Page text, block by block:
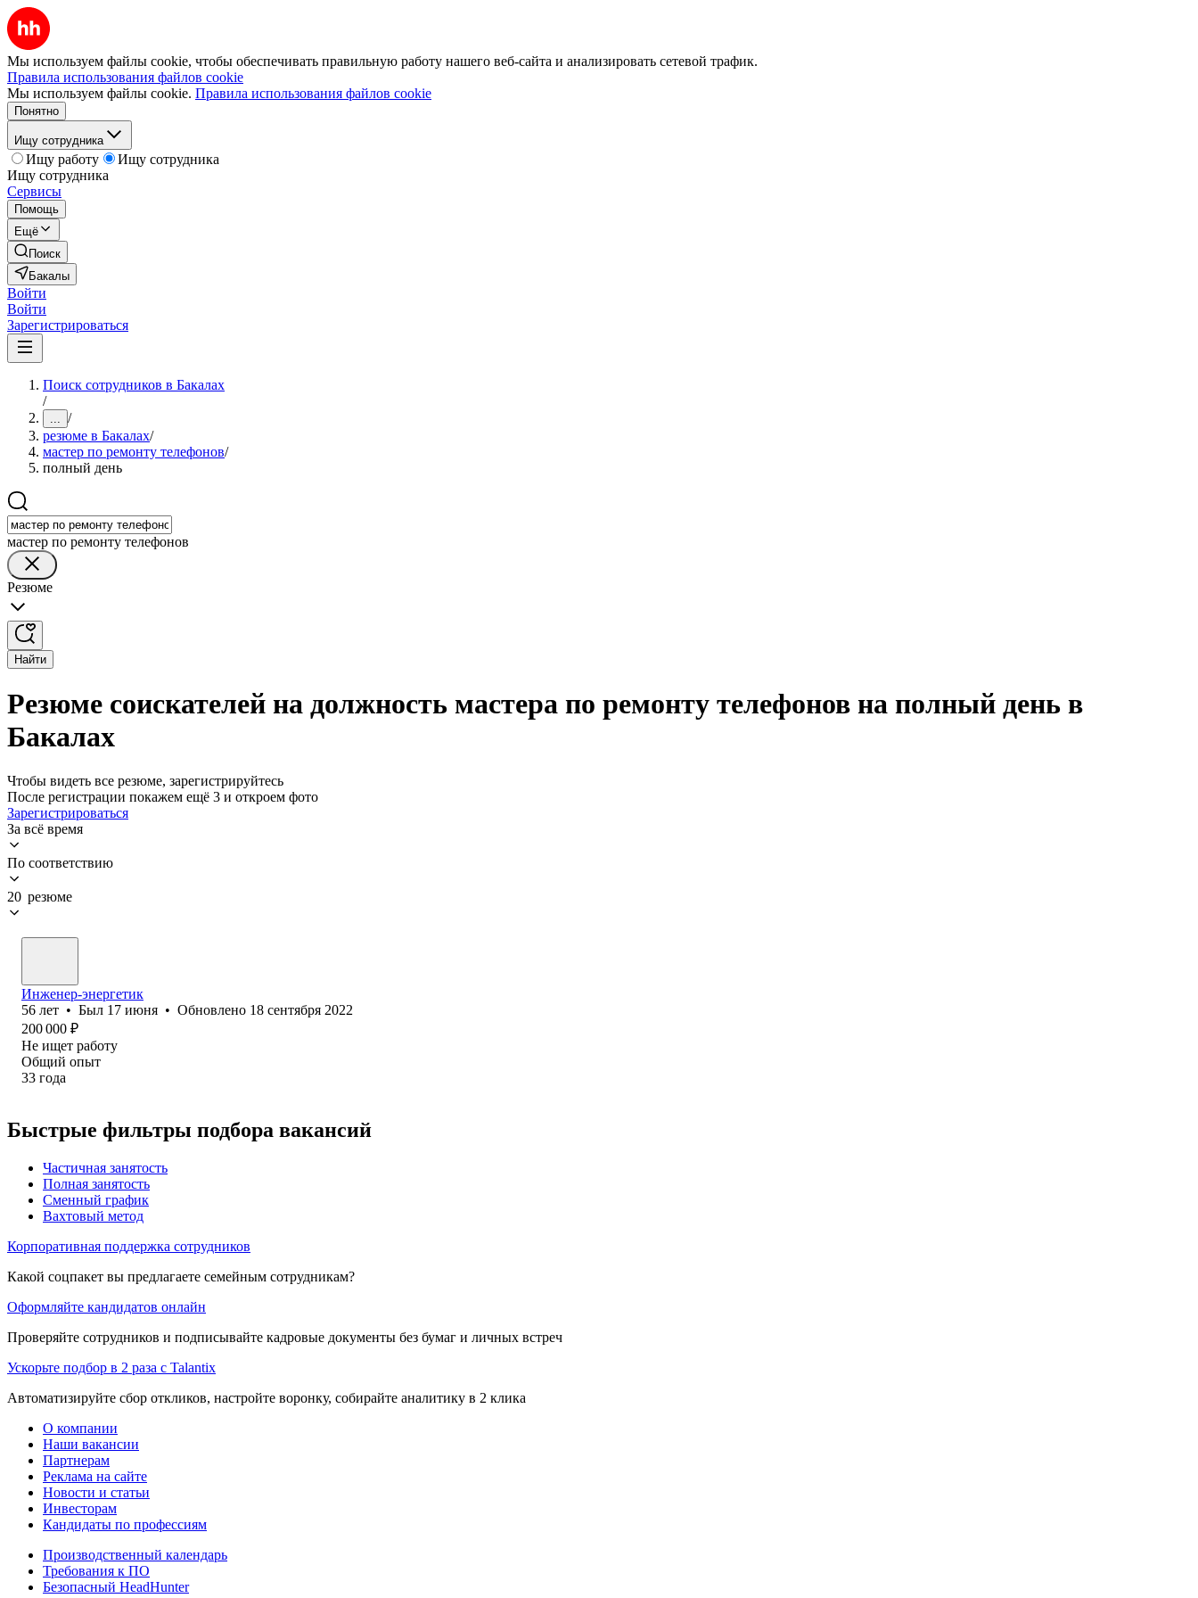
Мы используем файлы cookie, чтобы обеспечивать правильную работу нашего веб-сайта и анализировать сетевой трафик.
Правила использования файлов cookie
Мы используем файлы cookie. Правила использования файлов cookie
Понятно
Ищу сотрудника
Ищу работу
Ищу сотрудника
Ищу сотрудника
Сервисы
Помощь
Ещё
Поиск
Бакалы
Войти
Войти
Зарегистрироваться
Поиск сотрудников в Бакалах
/
... /
резюме в Бакалах/
мастер по ремонту телефонов/
полный день
мастер по ремонту телефонов
Резюме
Найти
Резюме соискателей на должность мастера по ремонту телефонов на полный день в
Бакалах
Чтобы видеть все резюме, зарегистрируйтесь
После регистрации покажем ещё 3 и откроем фото
Зарегистрироваться
За всё время
По соответствию
20 резюме
Инженер-энергетик
56 лет • Был 17 июня • Обновлено 18 сентября 2022
200 000 ₽
Не ищет работу
Общий опыт
33 года
Быстрые фильтры подбора вакансий
Частичная занятость
Полная занятость
Сменный график
Вахтовый метод
Корпоративная поддержка сотрудников
Какой соцпакет вы предлагаете семейным сотрудникам?
Оформляйте кандидатов онлайн
Проверяйте сотрудников и подписывайте кадровые документы без бумаг и личных встреч
Ускорьте подбор в 2 раза с Talantix
Автоматизируйте сбор откликов, настройте воронку, собирайте аналитику в 2 клика
О компании
Наши вакансии
Партнерам
Реклама на сайте
Новости и статьи
Инвесторам
Кандидаты по профессиям
Производственный календарь
Требования к ПО
Безопасный HeadHunter